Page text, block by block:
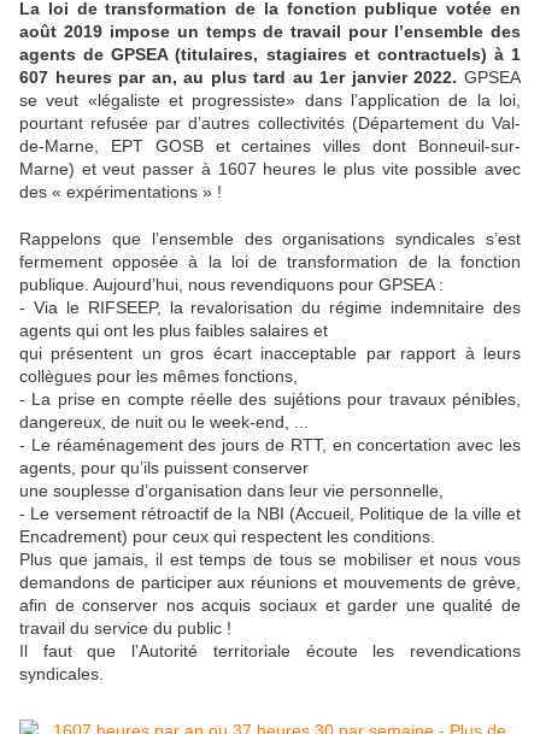
La loi de transformation de la fonction publique votée en
août 2019 impose un temps de travail pour l’ensemble des
agents de GPSEA (titulaires, stagiaires et contractuels) à 1
607 heures par an, au plus tard au 1er janvier 2022. GPSEA
se veut «légaliste et progressiste» dans l’application de la loi,
pourtant refusée par d’autres collectivités (Département du Val-
de-Marne, EPT GOSB et certaines villes dont Bonneuil-sur-
Marne) et veut passer à 1607 heures le plus vite possible avec
des « expérimentations » !
Rappelons que l’ensemble des organisations syndicales s’est
fermement opposée à la loi de transformation de la fonction
publique. Aujourd’hui, nous revendiquons pour GPSEA :
- Via le RIFSEEP, la revalorisation du régime indemnitaire des
agents qui ont les plus faibles salaires et
qui présentent un gros écart inacceptable par rapport à leurs
collègues pour les mêmes fonctions,
- La prise en compte réelle des sujétions pour travaux pénibles,
dangereux, de nuit ou le week-end, ...
- Le réaménagement des jours de RTT, en concertation avec les
agents, pour qu’ils puissent conserver
une souplesse d’organisation dans leur vie personnelle,
- Le versement rétroactif de la NBI (Accueil, Politique de la ville et
Encadrement) pour ceux qui respectent les conditions.
Plus que jamais, il est temps de tous se mobiliser et nous vous
demandons de participer aux réunions et mouvements de grève,
afin de conserver nos acquis sociaux et garder une qualité de
travail du service du public !
Il faut que l’Autorité territoriale écoute les revendications
syndicales.